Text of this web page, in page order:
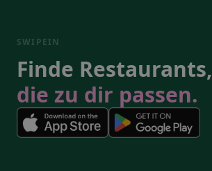
SWIPEIN
Finde Restaurants,
die zu dir passen.